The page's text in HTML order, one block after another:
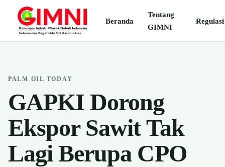
Beranda
Tentang
GIMNI
Regulasi
PALM OIL TODAY
GAPKI Dorong
Ekspor Sawit Tak
Lagi Berupa CPO